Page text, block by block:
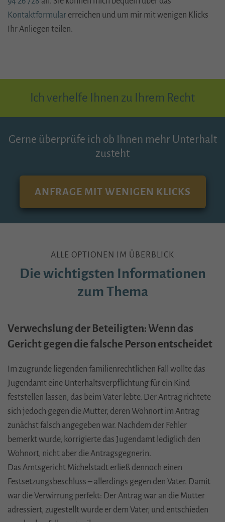
Kontaktformular erreichen und um mir mit wenigen Klicks
Ihr Anliegen teilen.
Ich verhelfe Ihnen zu Ihrem Recht
Gerne überprüfe ich ob Ihnen mehr Unterhalt
zusteht
ANFRAGE MIT WENIGEN KLICKS
ALLE OPTIONEN IM ÜBERBLICK
Die wichtigsten Informationen
zum Thema
Verwechslung der Beteiligten: Wenn das
Gericht gegen die falsche Person entscheidet
Im zugrunde liegenden familienrechtlichen Fall wollte das
Jugendamt eine Unterhaltsverpflichtung für ein Kind
feststellen lassen, das beim Vater lebte. Der Antrag richtete
sich jedoch gegen die Mutter, deren Wohnort im Antrag
zunächst falsch angegeben war. Nachdem der Fehler
bemerkt wurde, korrigierte das Jugendamt lediglich den
Wohnort, nicht aber die Antragsgegnerin.
Das Amtsgericht Michelstadt erließ dennoch einen
Festsetzungsbeschluss – allerdings gegen den Vater. Damit
war die Verwirrung perfekt: Der Antrag war an die Mutter
adressiert, zugestellt wurde er dem Vater, und entschieden